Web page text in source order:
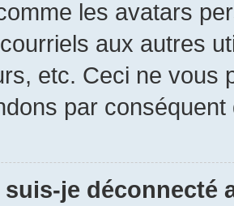
les avatars
courriels aux autres
etc. Ceci ne vous
par conséquent
je déconnecté